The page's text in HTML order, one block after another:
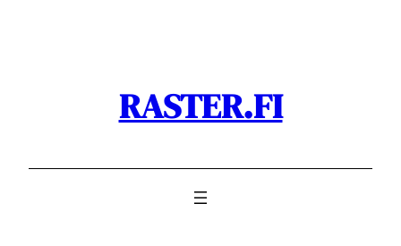
RASTER.FI